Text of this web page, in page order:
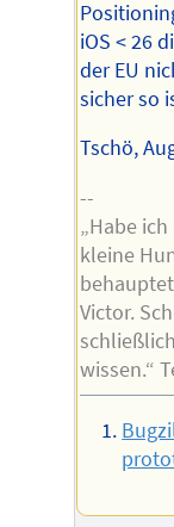
iOS < 26
der EU
sicher so
Tschö,
--
„Habe
kleine
Victor.
wissen.“